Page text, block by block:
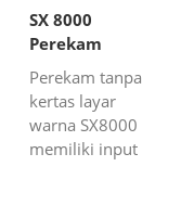
SX 8000
Perekam
Tanpa Kertas
Perekam tanpa
kertas layar
warna SX8000
memiliki input